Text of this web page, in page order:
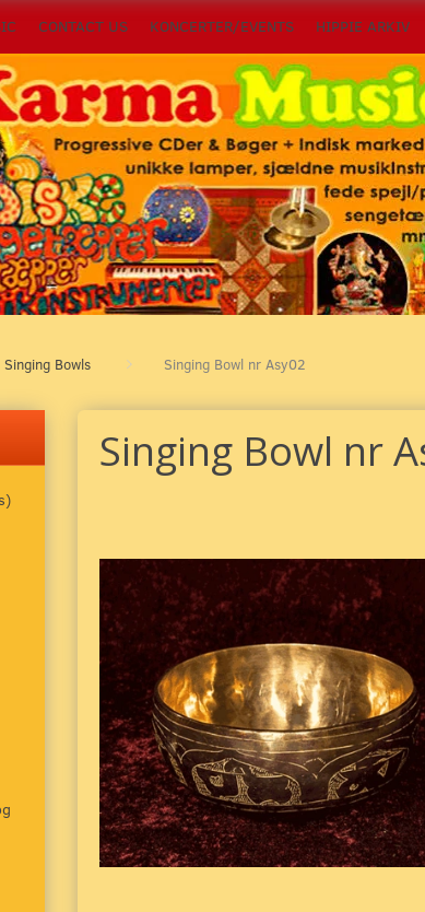
CONTACT US KONCERTER/EVENTS HIPPIE ARKIV
Singing Bowls Singing Bowl nr Asy02
Singing Bowl nr